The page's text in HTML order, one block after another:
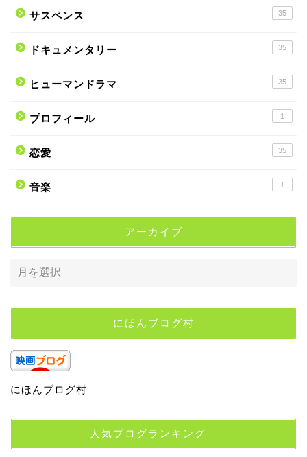
サスペンス 35
ドキュメンタリー 35
ヒューマンドラマ 35
プロフィール 1
恋愛 35
音楽 1
アーカイブ
にほんブログ村
にほんブログ村
人気ブログランキング